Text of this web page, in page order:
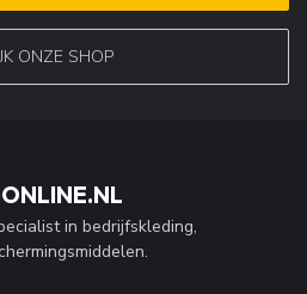
ONZE SHOP
in bedrijfskleding,